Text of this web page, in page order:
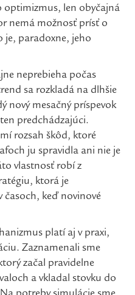
optimizmus, len obyčajná
nemá možnosť prísť o
je, paradoxne, jeho
neprebieha počas
sa rozkladá na dlhšie
nový mesačný príspevok
predchádzajúci.
rozsah škôd, ktoré
ju spravidla ani nie je
vlastnosť robí z
ktorá je
časoch, keď novinové
platí aj v praxi,
Zaznamenali sme
začal pravidelne
a vkladal stovku do